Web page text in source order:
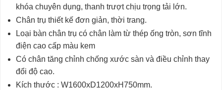
khóa chuyên dụng, thanh trượt chịu trọng tải lớn.
Chân trụ thiết kế đơn giản, thời trang.
Loại bàn chân trụ có chân làm từ thép ống tròn, sơn tĩnh
điện cao cấp màu kem
Có chân tăng chỉnh chống xước sàn và điều chỉnh thay
đổi độ cao.
Kích thước : W1600xD1200xH750mm.